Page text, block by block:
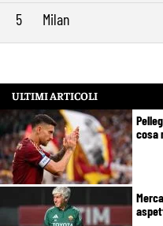
5
Milan
ULTIMI ARTICOLI
cosa